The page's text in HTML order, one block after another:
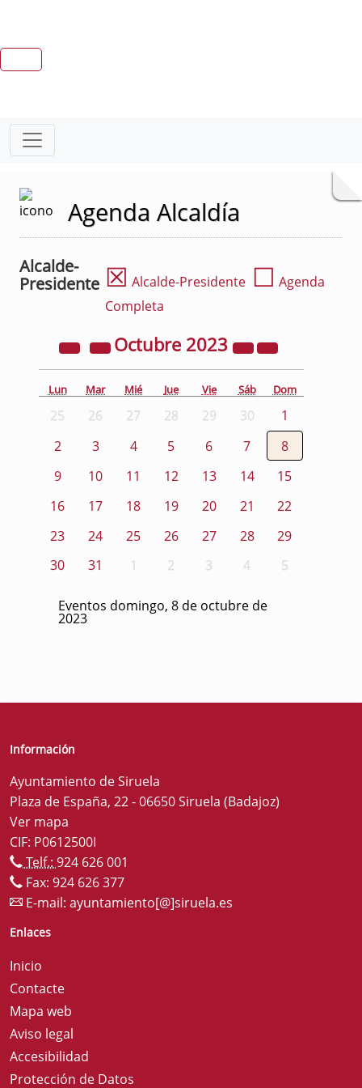
Agenda Alcaldía
Alcalde-
Presidente ☒ Alcalde-Presidente ☐ Agenda
Completa
Octubre 2023
Lun Mar Mié Jue Vie Sáb Dom
25 26 27 28 29 30
1
2
3 4 5 6 7
8
9
10 11 12 13 14
15
16
17 18 19 20 21
22
23
24 25 26 27 28
29
30
31 1 2 3 4 5
Eventos domingo, 8 de octubre de
2023
Información
Ayuntamiento de Siruela
Plaza de España, 22 - 06650 Siruela (Badajoz)
Ver mapa
CIF: P0612500I
Telf.: 924 626 001
Fax: 924 626 377
E-mail: ayuntamiento[@]siruela.es
Enlaces
Inicio
Contacte
Mapa web
Aviso legal
Accesibilidad
Protección de Datos